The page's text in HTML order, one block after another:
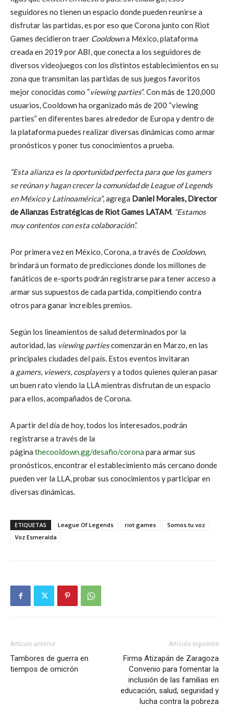
seguidores no tienen un espacio donde pueden reunirse a
disfrutar las partidas, es por eso que Corona junto con Riot
Games decidieron traer Cooldowna México, plataforma
creada en 2019 por ABI, que conecta a los seguidores de
diversos videojuegos con los distintos establecimientos en su
zona que transmitan las partidas de sus juegos favoritos
mejor conocidas como “viewing parties”. Con más de 120,000
usuarios, Cooldown ha organizado más de 200 “viewing
parties” en diferentes bares alrededor de Europa y dentro de
la plataforma puedes realizar diversas dinámicas como armar
pronósticos y poner tus conocimientos a prueba.
“Esta alianza es la oportunidad perfecta para que los gamers
se reúnan y hagan crecer la comunidad de League of Legends
en México y Latinoamérica”, agrega Daniel Morales, Director
de Alianzas Estratégicas de Riot Games LATAM. “Estamos
muy contentos con esta colaboración”.
Por primera vez en México, Corona, a través de Cooldown,
brindará un formato de predicciones donde los millones de
fanáticos de e-sports podrán registrarse para tener acceso a
armar sus supuestos de cada partida, compitiendo contra
otros para ganar increíbles premios.
Según los lineamientos de salud determinados por la
autoridad, las viewing partiescomenzarán en Marzo, en las
principales ciudades del país. Estos eventos invitaran
a gamers, viewers, cosplayersy a todos quienes quieran pasar
un buen rato viendo la LLA mientras disfrutan de un espacio
para ellos, acompañados de Corona.
A partir del día de hoy, todos los interesados, podrán
registrarse a través de la
página thecooldown.gg/desafio/corona para armar sus
pronósticos, encontrar el establecimiento más cercano donde
pueden ver la LLA, probar sus conocimientos y participar en
diversas dinámicas.
ETIQUETAS League Of Legends riot games
Somos tu voz
Voz Esmeralda
Artículo anterior
Tambores de guerra en
tiempos de omicrón
Artículo siguiente
Firma Atizapán de Zaragoza
Convenio para fomentar la
inclusión de las familias en
educación, salud, seguridad y
lucha contra la pobreza